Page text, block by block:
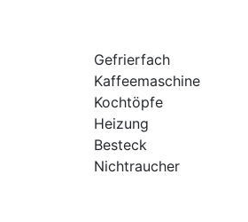
Gefrierfach
Kaffeemaschine
Kochtöpfe
Heizung
Besteck
Nichtraucher